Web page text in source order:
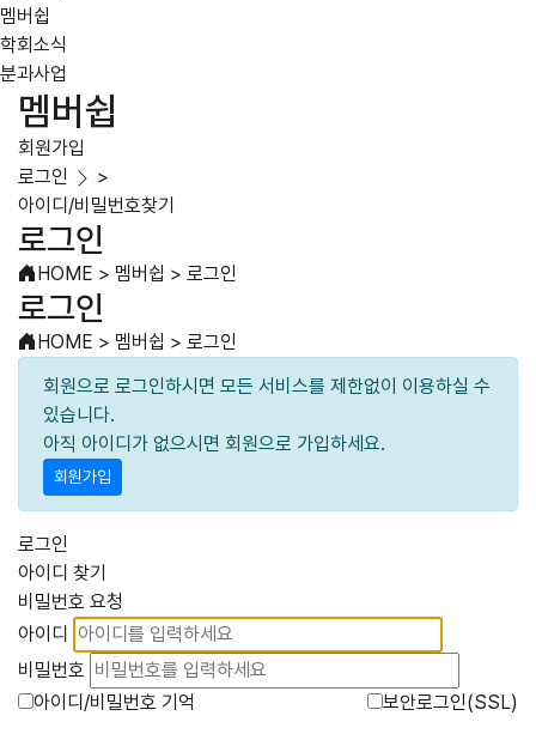
멤버쉽
학회소식
분과사업
멤버쉽
회원가입
로그인
>
아이디/비밀번호찾기
로그인
HOME > 멤버쉽 > 로그인
로그인
HOME > 멤버쉽 > 로그인
회원으로 로그인하시면 모든 서비스를 제한없이 이용하실 수
있습니다.
아직 아이디가 없으시면 회원으로 가입하세요.
회원가입
로그인
아이디 찾기
비밀번호 요청
아이디
비밀번호
아이디/비밀번호 기억
보안로그인(SSL)